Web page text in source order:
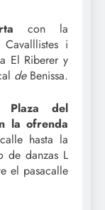
con la
i
El Riberer y
deBenissa.
Plaza del
la ofrenda
hasta la
de danzas L
el pasacalle